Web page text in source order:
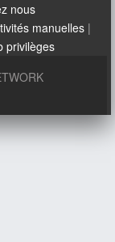
nous
manuelles |
privilèges